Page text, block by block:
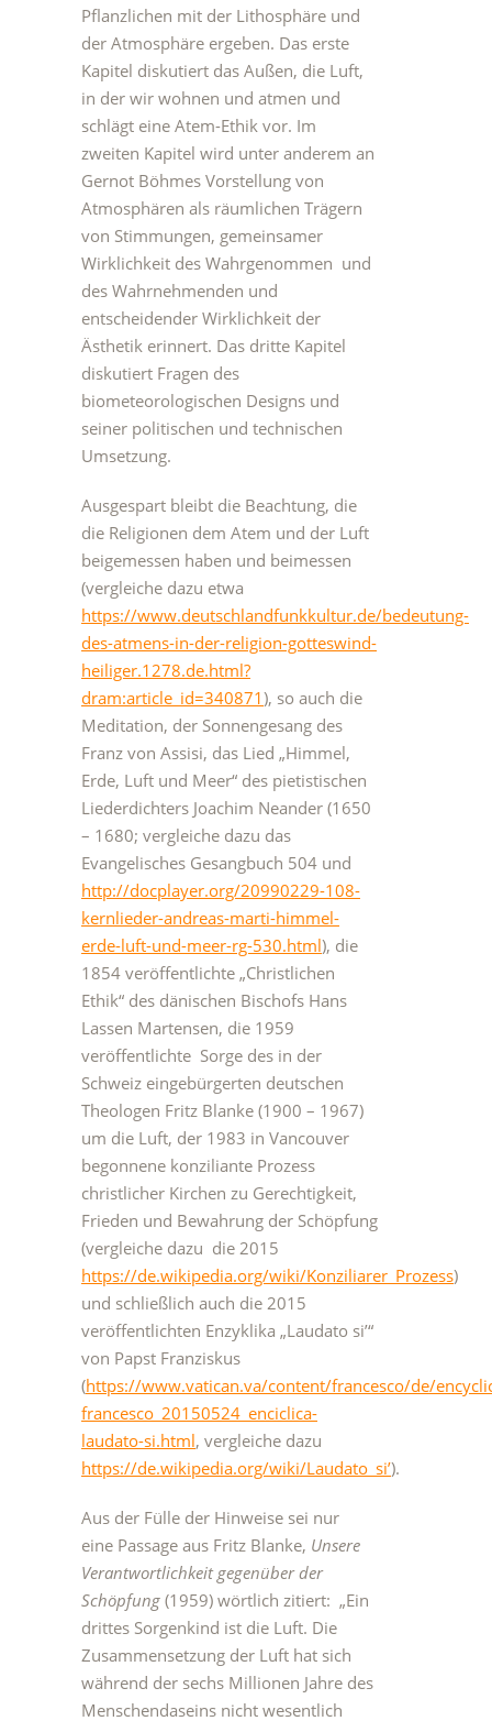
Pflanzlichen mit der Lithosphäre und
der Atmosphäre ergeben. Das erste
Kapitel diskutiert das Außen, die Luft,
in der wir wohnen und atmen und
schlägt eine Atem-Ethik vor. Im
zweiten Kapitel wird unter anderem an
Gernot Böhmes Vorstellung von
Atmosphären als räumlichen Trägern
von Stimmungen, gemeinsamer
Wirklichkeit des Wahrgenommen und
des Wahrnehmenden und
entscheidender Wirklichkeit der
Ästhetik erinnert. Das dritte Kapitel
diskutiert Fragen des
biometeorologischen Designs und
seiner politischen und technischen
Umsetzung.
Ausgespart bleibt die Beachtung, die
die Religionen dem Atem und der Luft
beigemessen haben und beimessen
(vergleiche dazu etwa
https://www.deutschlandfunkkultur.de/bedeutung-
des-atmens-in-der-religion-gotteswind-
heiliger.1278.de.html?
dram:article_id=340871), so auch die
Meditation, der Sonnengesang des
Franz von Assisi, das Lied „Himmel,
Erde, Luft und Meer“ des pietistischen
Liederdichters Joachim Neander (1650
– 1680; vergleiche dazu das
Evangelisches Gesangbuch 504 und
http://docplayer.org/20990229-108-
kernlieder-andreas-marti-himmel-
erde-luft-und-meer-rg-530.html), die
1854 veröffentlichte „Christlichen
Ethik“ des dänischen Bischofs Hans
Lassen Martensen, die 1959
veröffentlichte Sorge des in der
Schweiz eingebürgerten deutschen
Theologen Fritz Blanke (1900 – 1967)
um die Luft, der 1983 in Vancouver
begonnene konziliante Prozess
christlicher Kirchen zu Gerechtigkeit,
Frieden und Bewahrung der Schöpfung
(vergleiche dazu die 2015
https://de.wikipedia.org/wiki/Konziliarer_Prozess)
und schließlich auch die 2015
veröffentlichten Enzyklika „Laudato si’“
von Papst Franziskus
(https://www.vatican.va/content/francesco/de/
francesco_20150524_enciclica-
laudato-si.html, vergleiche dazu
https://de.wikipedia.org/wiki/Laudato_si’).
Aus der Fülle der Hinweise sei nur
eine Passage aus Fritz Blanke, Unsere
Verantwortlichkeit gegenüber der
Schöpfung (1959) wörtlich zitiert: „Ein
drittes Sorgenkind ist die Luft. Die
Zusammensetzung der Luft hat sich
während der sechs Millionen Jahre des
Menschendaseins nicht wesentlich